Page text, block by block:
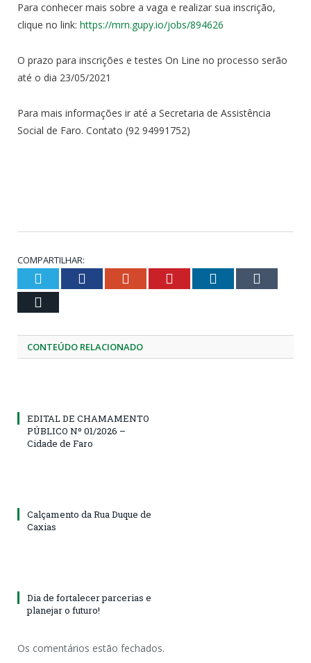
Para conhecer mais sobre a vaga e realizar sua inscrição,
clique no link: https://mrn.gupy.io/jobs/894626
O prazo para inscrições e testes On Line no processo serão
até o dia 23/05/2021
Para mais informações ir até a Secretaria de Assistência
Social de Faro. Contato (92 94991752)
COMPARTILHAR:
Twitter Facebook Google+ Pinterest LinkedIn
CONTEÚDO RELACIONADO
EDITAL DE CHAMAMENTO
PÚBLICO Nº 01/2026 –
Cidade de Faro
Calçamento da Rua Duque de
Caxias
Dia de fortalecer parcerias e
planejar o futuro!
Os comentários estão fechados.